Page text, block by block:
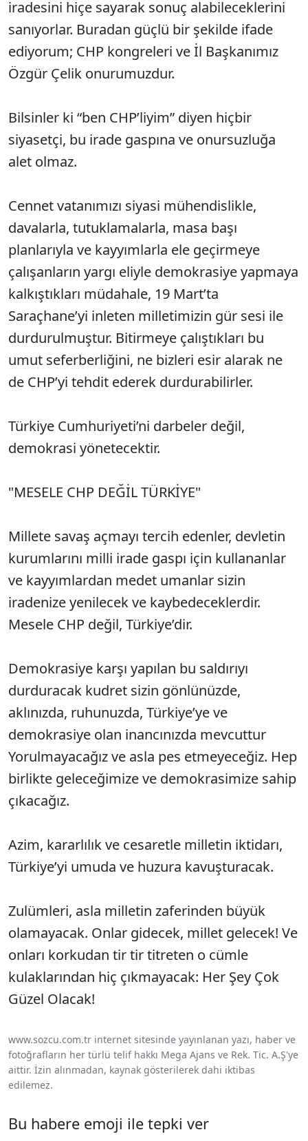
iradesini hiçe sayarak sonuç alabileceklerini
sanıyorlar. Buradan güçlü bir şekilde ifade
ediyorum; CHP kongreleri ve İl Başkanımız
Özgür Çelik onurumuzdur.
Bilsinler ki “ben CHP’liyim” diyen hiçbir
siyasetçi, bu irade gaspına ve onursuzluğa
alet olmaz.
Cennet vatanımızı siyasi mühendislikle,
davalarla, tutuklamalarla, masa başı
planlarıyla ve kayyımlarla ele geçirmeye
çalışanların yargı eliyle demokrasiye yapmaya
kalkıştıkları müdahale, 19 Mart’ta
Saraçhane’yi inleten milletimizin gür sesi ile
durdurulmuştur. Bitirmeye çalıştıkları bu
umut seferberliğini, ne bizleri esir alarak ne
de CHP’yi tehdit ederek durdurabilirler.
Türkiye Cumhuriyeti’ni darbeler değil,
demokrasi yönetecektir.
"MESELE CHP DEĞİL TÜRKİYE"
Millete savaş açmayı tercih edenler, devletin
kurumlarını milli irade gaspı için kullananlar
ve kayyımlardan medet umanlar sizin
iradenize yenilecek ve kaybedeceklerdir.
Mesele CHP değil, Türkiye’dir.
Demokrasiye karşı yapılan bu saldırıyı
durduracak kudret sizin gönlünüzde,
aklınızda, ruhunuzda, Türkiye’ye ve
demokrasiye olan inancınızda mevcuttur
Yorulmayacağız ve asla pes etmeyeceğiz. Hep
birlikte geleceğimize ve demokrasimize sahip
çıkacağız.
Azim, kararlılık ve cesaretle milletin iktidarı,
Türkiye’yi umuda ve huzura kavuşturacak.
Zulümleri, asla milletin zaferinden büyük
olamayacak. Onlar gidecek, millet gelecek! Ve
onları korkudan tir tir titreten o cümle
kulaklarından hiç çıkmayacak: Her Şey Çok
Güzel Olacak!
www.sozcu.com.tr internet sitesinde yayınlanan yazı, haber ve
fotoğrafların her türlü telif hakkı Mega Ajans ve Rek. Tic. A.Ş'ye
aittir. İzin alınmadan, kaynak gösterilerek dahi iktibas
edilemez.
Bu habere emoji ile tepki ver